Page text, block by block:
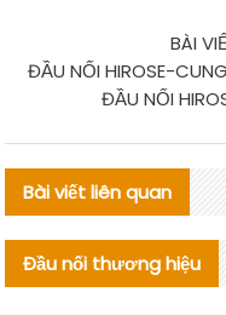
BÀI
ĐẦU NỐI HIROSE-
ĐẦU NỐI
Bài viết liên quan
Đầu nối thương hiệu